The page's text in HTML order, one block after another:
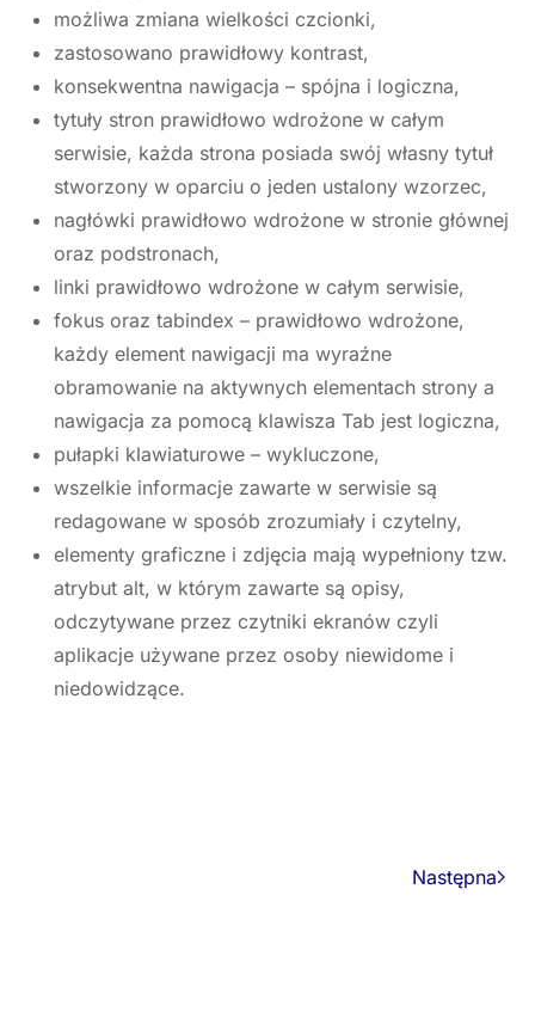
możliwa zmiana wielkości czcionki,
zastosowano prawidłowy kontrast,
konsekwentna nawigacja – spójna i logiczna,
tytuły stron prawidłowo wdrożone w całym
serwisie, każda strona posiada swój własny tytuł
stworzony w oparciu o jeden ustalony wzorzec,
nagłówki prawidłowo wdrożone w stronie głównej
oraz podstronach,
linki prawidłowo wdrożone w całym serwisie,
fokus oraz tabindex – prawidłowo wdrożone,
każdy element nawigacji ma wyraźne
obramowanie na aktywnych elementach strony a
nawigacja za pomocą klawisza Tab jest logiczna,
pułapki klawiaturowe – wykluczone,
wszelkie informacje zawarte w serwisie są
redagowane w sposób zrozumiały i czytelny,
elementy graficzne i zdjęcia mają wypełniony tzw.
atrybut alt, w którym zawarte są opisy,
odczytywane przez czytniki ekranów czyli
aplikacje używane przez osoby niewidome i
niedowidzące.
Następna